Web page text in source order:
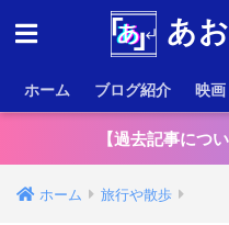
あ
ホーム ブログ紹介 映画
【過去記事につ
ホーム 旅行や散歩